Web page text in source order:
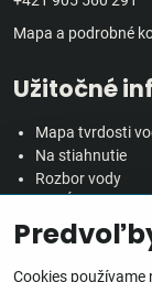
Mapa a podrobné
Užitočné
Mapa tvrdosti
Na stiahnutie
Rozbor vody
Veľkoobchodná
Cookies používame